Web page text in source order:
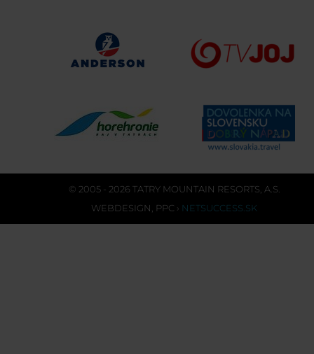
© 2005 - 2026 TATRY MOUNTAIN RESORTS, A.S.
WEBDESIGN PPC › NETSUCCESS.SK